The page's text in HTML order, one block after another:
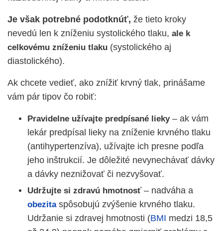
Je však potrebné podotknúť, že tieto kroky
nevedú len k zníženiu systolického tlaku, ale k
celkovému zníženiu tlaku (systolického aj
diastolického).
Ak chcete vedieť, ako znížiť krvný tlak, prinášame
vám pár tipov čo robiť:
Pravidelne užívajte predpísané lieky– ak vám
lekár predpísal lieky na zníženie krvného tlaku
(antihypertenzíva), užívajte ich presne podľa
jeho inštrukcií. Je dôležité nevynechávať dávky
a dávky neznižovať či nezvyšovať.
Udržujte si zdravú hmotnosť – nadváha a
obezitaspôsobujú zvýšenie krvného tlaku.
Udržanie si zdravej hmotnosti (BMI medzi 18,5